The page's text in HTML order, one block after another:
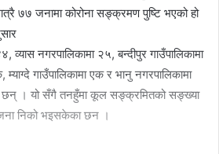
७७ जनामा कोरोना सङ्क्रमण पुष्टि भएको हो
व्यास नगरपालिकामा २५, बन्दीपुर गाउँपालिकामा
म्याग्दे गाउँपालिकामा एक र भानु नगरपालिकामा
। यो सँगै तनहुँमा कूल सङ्क्रमितको सङ्ख्या
निको भइसकेका छन ।